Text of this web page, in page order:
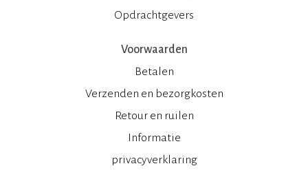
Opdrachtgevers
Voorwaarden
Betalen
Verzenden en bezorgkosten
Retour en ruilen
Informatie
privacyverklaring